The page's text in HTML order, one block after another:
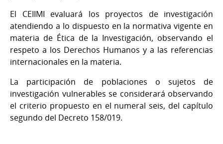
El CEIIMI evaluará los proyectos de investigación
atendiendo a lo dispuesto en la normativa vigente en
materia de Ética de la Investigación, observando el
respeto a los Derechos Humanos y a las referencias
internacionales en la materia.
La participación de poblaciones o sujetos de
investigación vulnerables se considerará observando
el criterio propuesto en el numeral seis, del capítulo
segundo del Decreto 158/019.